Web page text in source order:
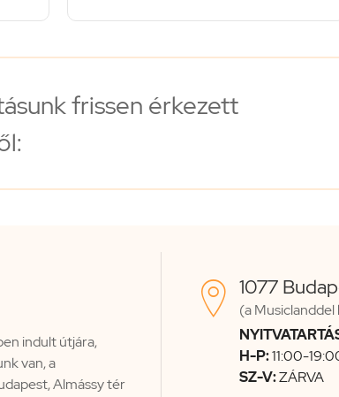
frissen érkezett
indult útjára,
van, a
Almássy tér
 1077
(a
H-P:11:00-
SZ-V:ZÁRVA